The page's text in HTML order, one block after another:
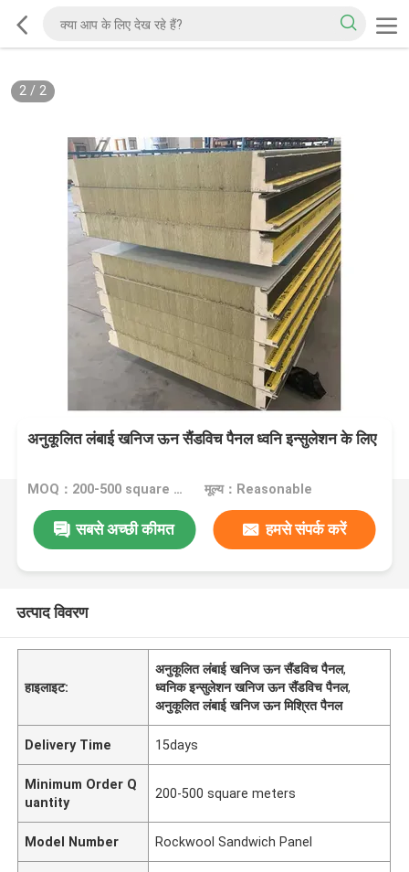
2/ 2
अनुकूलित लंबाई खनिज ऊन सैंडविच पैनल ध्वनि इन्सुलेशन के लिए
MOQ：200-500 square meters मूल्य：Reasonable
सबसे अच्छी कीमत हमसे संपर्क करें
उत्पाद विवरण
हाइलाइट:
अनुकूलित लंबाई खनिज ऊन सैंडविच पैनल,
ध्वनिक इन्सुलेशन खनिज ऊन सैंडविच पैनल,
अनुकूलित लंबाई खनिज ऊन मिश्रित पैनल
Delivery Time 15days
Minimum Order Q
uantity
200-500 square meters
Model Number Rockwool Sandwich Panel